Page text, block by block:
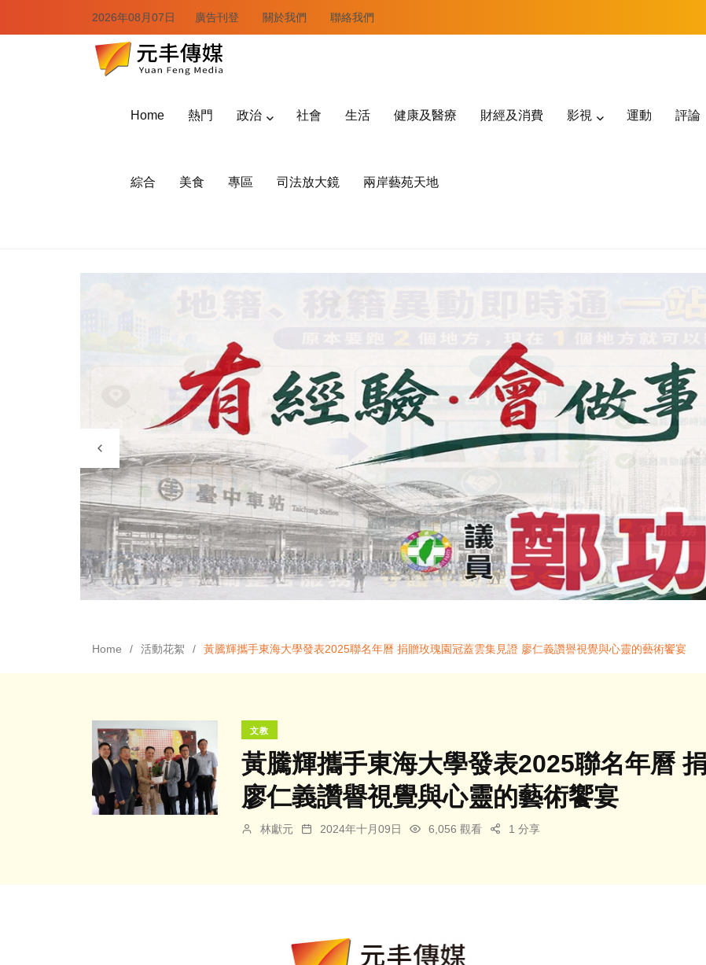
2026年08月07日 廣告刊登 關於我們 聯絡我們
Home 熱門 政治 社會 生活 健康及醫療 財經及消費 影視 運動 評論
綜合 美食 專區 司法放大鏡 兩岸藝苑天地
Home 活動花絮 黃騰輝攜手東海大學發表2025聯名年曆 捐贈玫瑰園冠蓋雲集見證 廖仁義讚譽視覺與心靈的藝術饗宴
文教
黃騰輝攜手東海大學發表2025聯名年曆
廖仁義讚譽視覺與心靈的藝術饗宴
林獻元 2024年十月09日 6,056 觀看 1 分享